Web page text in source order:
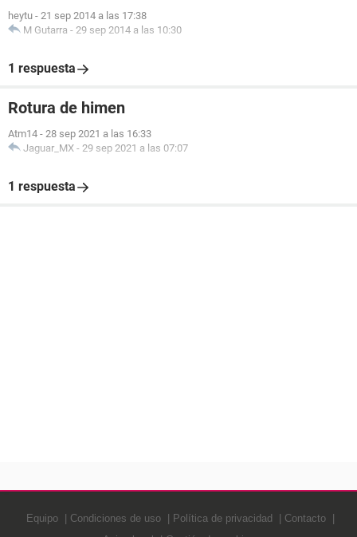
heytu - 21 sep 2014 a las 17:38
M Gutarra - 29 sep 2014 a las 10:30
1 respuesta
Rotura de himen
Atm14 - 28 sep 2021 a las 16:33
Jaguar_MX - 29 sep 2021 a las 07:07
1 respuesta
Equipo Condiciones de uso Política de privacidad
Contacto